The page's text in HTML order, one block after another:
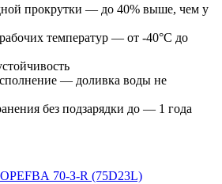
прокрутки — до 40% выше, чем у
температур — от -40°С до
— доливка воды не
без подзарядки до — 1 года
70-З-R (75D23L)